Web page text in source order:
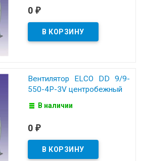
0 ₽
Вентилятор ELCO DD 9/9-
550-4P-3V центробежный
В наличии
0 ₽